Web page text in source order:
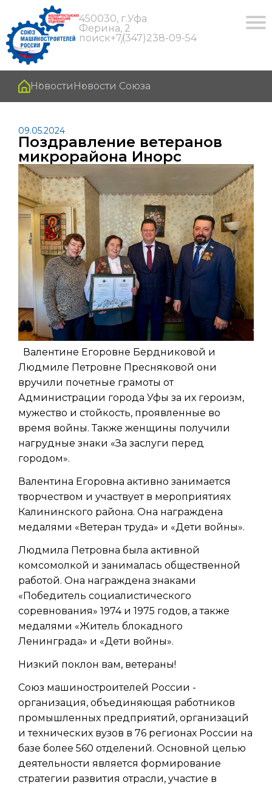
450030, г.Уфа
Ферина, 2
поиск+7(347)238-09-54
Новости Новости Союза
09.05.2024
Поздравление ветеранов
микрорайона Инорс
Валентине Егоровне Бердниковой и
Людмиле Петровне Пресняковой они
вручили почетные грамоты от
Администрации города Уфы за их героизм,
мужество и стойкость, проявленные во
время войны. Также женщины получили
нагрудные знаки «За заслуги перед
городом».
Валентина Егоровна активно занимается
творчеством и участвует в мероприятиях
Калининского района. Она награждена
медалями «Ветеран труда» и «Дети войны».
Людмила Петровна была активной
комсомолкой и занималась общественной
работой. Она награждена знаками
«Победитель социалистического
соревнования» 1974 и 1975 годов, а также
медалями «Житель блокадного
Ленинграда» и «Дети войны».
Низкий поклон вам, ветераны!
Союз машиностроителей России -
организация, объединяющая работников
промышленных предприятий, организаций
и технических вузов в 76 регионах России на
базе более 560 отделений. Основной целью
деятельности является формирование
стратегии развития отрасли, участие в